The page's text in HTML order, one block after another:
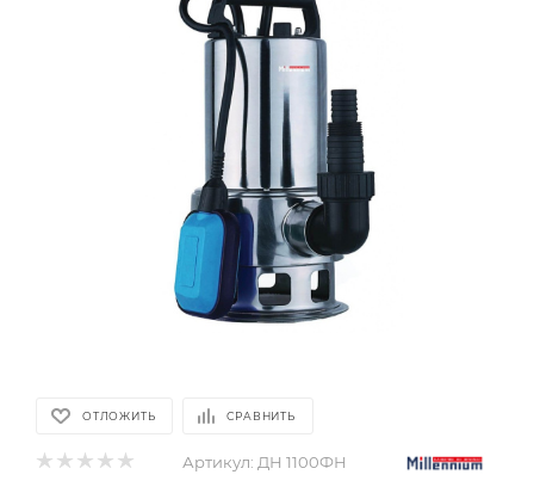
ОТЛОЖИТЬ СРАВНИТЬ
Артикул: ДН 1100ФН